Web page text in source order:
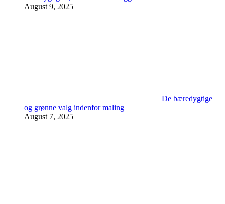
August 9, 2025
De bæredygtige
og grønne valg indenfor maling
August 7, 2025